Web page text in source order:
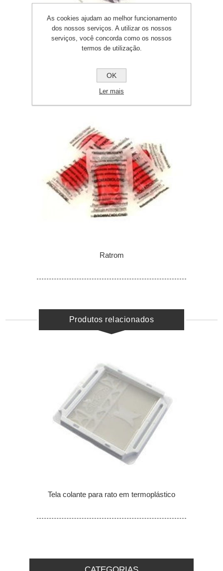
Ratrom 3G Isco Fresco
Ratrom
Produtos relacionados
Tela colante para rato em termoplástico
As cookies ajudam ao melhor funcionamento
dos nossos serviços. A utilizar os nossos
serviços, você concorda como os nossos
termos de utilização.
OK
Ler mais